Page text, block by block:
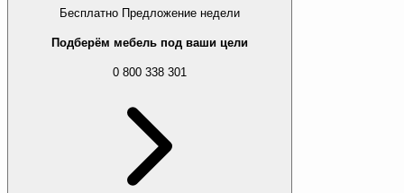
Бесплатно Предложение недели
Подберём мебель под ваши цели
0 800 338 301